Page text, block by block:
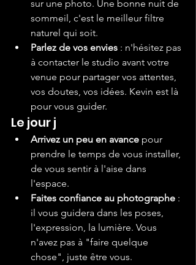
sur une photo. Une bonne nuit de
sommeil, c'est le meilleur filtre
naturel qui soit.
Parlez de vos envies : n'hésitez pas
à contacter le studio avant votre
venue pour partager vos attentes,
vos doutes, vos idées. Kevin est là
pour vous guider.
Le jour j
Arrivez un peu en avance pour
prendre le temps de vous installer,
de vous sentir à l'aise dans
l'espace.
Faites confiance au photographe :
il vous guidera dans les poses,
l'expression, la lumière. Vous
n'avez pas à "faire quelque
chose", juste être vous.